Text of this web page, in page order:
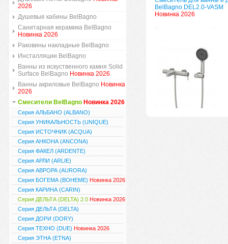
2026
Душевые кабины BelBagno
Санитарная керамика BelBagno
Новинка 2026
Раковины накладные BelBagno
Инсталляции BelBagno
Ванны из искуственного камня Solid
Surface BelBagno Новинка 2026
Ванны акриловые BelBagno Новинка
2026
Смесители BelBagno Новинка 2026
Серия АЛЬБАНО (ALBANO)
Серия УНИКАЛЬНОСТЬ (UNIQUE)
Серия ИСТОЧНИК (ACQUA)
Серия АНКОНА (ANCONA)
Серия ФАКЕЛ (ARDENTE)
Серия АРЛИ (ARLIE)
Серия АВРОРА (AURORA)
Серия БОГЕМА (BOHEME) Новинка 2026
Серия КАРИНА (CARIN)
Серия ДЕЛЬТА (DELTA) 2.0 Новинка 2026
Серия ДЕЛЬТА (DELTA)
Серия ДОРИ (DORY)
Серия ТЕХНО (DUE) Новинка 2026
Серия ЭТНА (ETNA)
BelBagno DEL2.0-VASM
Новинка 2026